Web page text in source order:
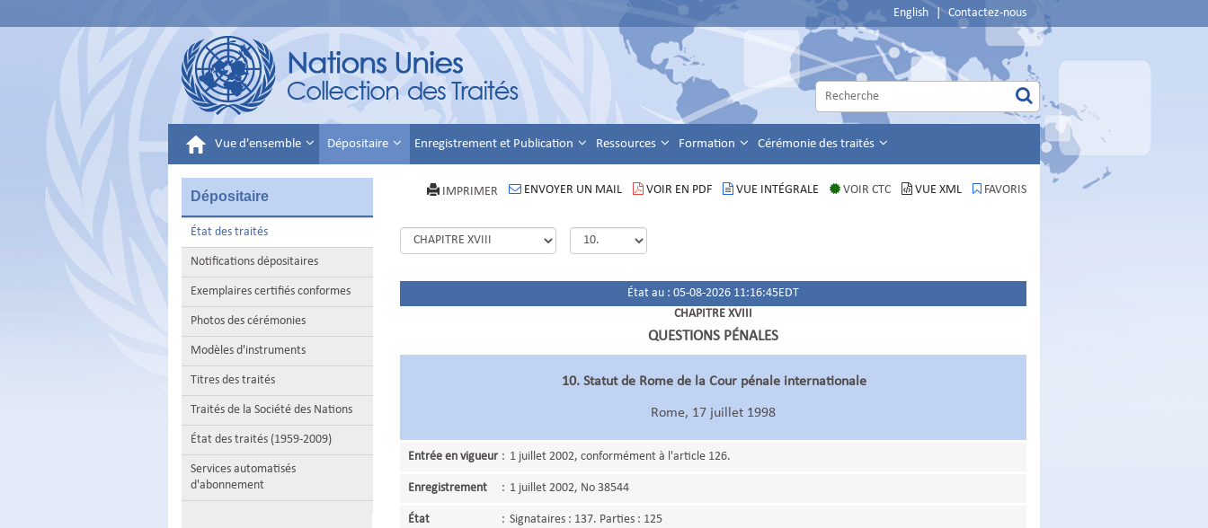
English | Contactez-nous
Vue d'ensemble Dépositaire Enregistrement et Publication Ressources Formation Cérémonie des traités
Dépositaire
État des traités
Notifications dépositaires
Exemplaires certifiés conformes
Photos des cérémonies
Modèles d'instruments
Titres des traités
Traités de la Société des Nations
État des traités (1959-2009)
Services automatisés
d'abonnement
IMPRIMER ENVOYER UN MAIL VOIR EN PDF VUE INTÉGRALE VOIR CTC VUE XML FAVORIS
État au : 05-08-2026 11:16:45EDT
CHAPITRE XVIII
QUESTIONS PÉNALES
10. Statut de Rome de la Cour pénale internationale
Rome, 17 juillet 1998
Entrée en vigueur : 1 juillet 2002, conformément à l'article 126.
Enregistrement : 1 juillet 2002, No 38544
État : Signataires : 137. Parties : 125